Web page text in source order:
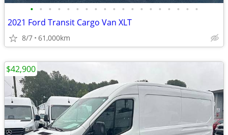
• • • • • • • • • • • • • • • • • • •
2021 Ford Transit Cargo Van XLT
8/7 61,000km
$42,900